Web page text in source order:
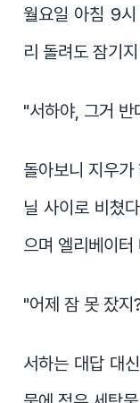
월요일 아침 9
리 돌려도 잠기
"서하야, 그거 반
돌아보니 지우가
닐 사이로 비쳤
으며 엘리베이터
"어제 잠 못 잤지
서하는 대답 대